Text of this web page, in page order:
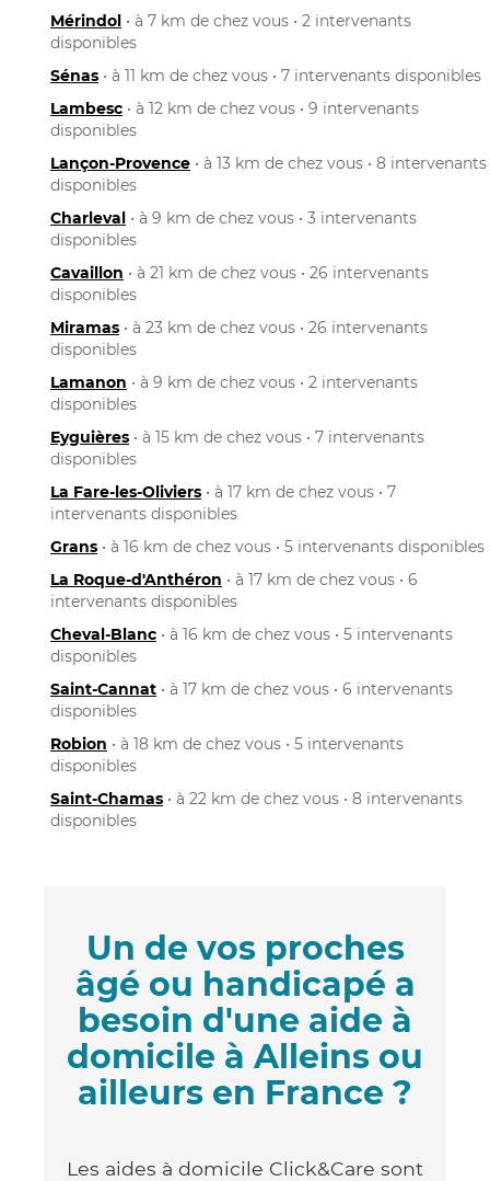
Mérindol • à 7 km de chez vous • 2 intervenants
disponibles
Sénas • à 11 km de chez vous • 7 intervenants disponibles
Lambesc • à 12 km de chez vous • 9 intervenants
disponibles
Lançon-Provence • à 13 km de chez vous • 8 intervenants
disponibles
Charleval • à 9 km de chez vous • 3 intervenants
disponibles
Cavaillon • à 21 km de chez vous • 26 intervenants
disponibles
Miramas • à 23 km de chez vous • 26 intervenants
disponibles
Lamanon • à 9 km de chez vous • 2 intervenants
disponibles
Eyguières • à 15 km de chez vous • 7 intervenants
disponibles
La Fare-les-Oliviers • à 17 km de chez vous • 7
intervenants disponibles
Grans • à 16 km de chez vous • 5 intervenants disponibles
La Roque-d'Anthéron • à 17 km de chez vous • 6
intervenants disponibles
Cheval-Blanc • à 16 km de chez vous • 5 intervenants
disponibles
Saint-Cannat • à 17 km de chez vous • 6 intervenants
disponibles
Robion • à 18 km de chez vous • 5 intervenants
disponibles
Saint-Chamas • à 22 km de chez vous • 8 intervenants
disponibles
Un de vos proches
âgé ou handicapé a
besoin d'une aide à
domicile à Alleins ou
ailleurs en France ?
Les aides à domicile Click&Care sont